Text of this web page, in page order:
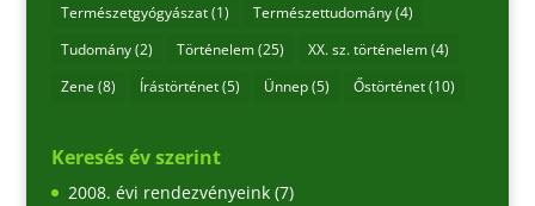
Természetgyógyászat(1) Természettudomány(4)
Tudomány(2) Történelem(25) XX. sz. történelem(4)
Zene (8) Írástörténet(5) Ünnep(5) Őstörténet(10)
Keresés év szerint
2008. évi rendezvényeink(7)